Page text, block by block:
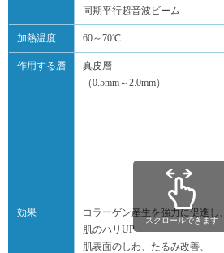
同期平行超音波ビーム
加熱温度 60～70℃
作用する層
真皮層
（0.5mm～2.0mm）
効果
コラーゲン産生を強力に促進し、
肌のハリUP
肌表面のしわ、たるみ改善、
スクロールできます